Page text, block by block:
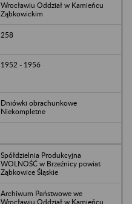
Wrocławiu Oddział w Kamieńcu
Ząbkowickim
258
1952 - 1956
Dniówki obrachunkowe
Niekompletne
Spółdzielnia Produkcyjna
WOLNOŚĆ w Brzeźnicy powiat
Ząbkowice Śląskie
Archiwum Państwowe we
Wrocławiu Oddział w Kamieńcu